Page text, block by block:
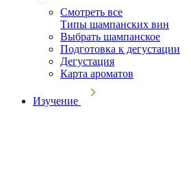
Смотреть все
Типы шампанских вин
Выбрать шампанское
Подготовка к дегустации
Дегустация
Карта ароматов
Изучение